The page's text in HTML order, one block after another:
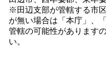
※田辺支部が管轄する市
が無い場合は「本庁」、
管轄の可能性があります
い。